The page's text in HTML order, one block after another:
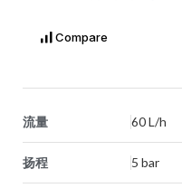
Compare
流量 60 L/h
扬程 5 bar